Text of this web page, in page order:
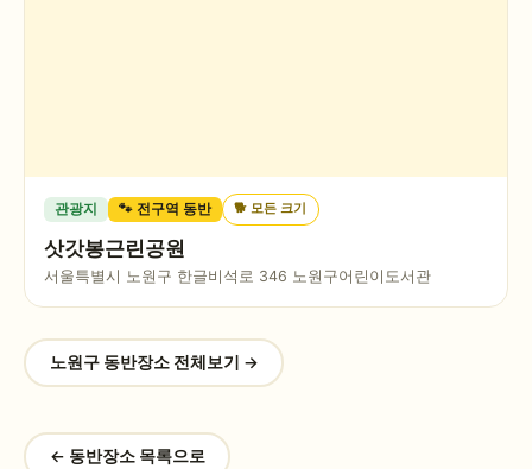
관광지 🐾 전구역 동반 🐕모든 크기
삿갓봉근린공원
서울특별시 노원구 한글비석로 346 노원구어린이도서관
노원구동반장소 전체보기 →
← 동반장소 목록으로